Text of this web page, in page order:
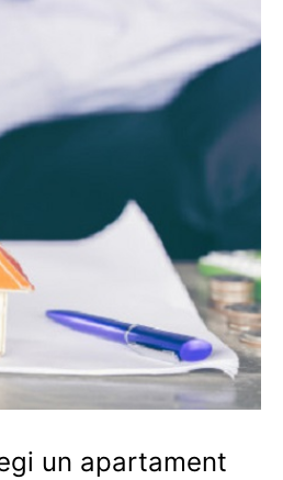
un apartament